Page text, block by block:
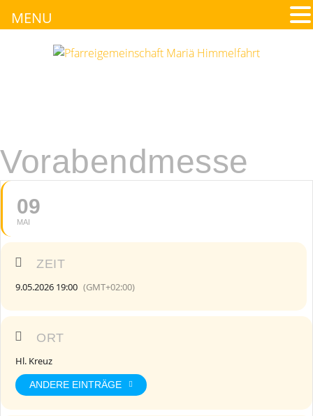
Vorabendmesse
09
MAI
ZEIT
9.05.2026 19:00 (GMT+02:00)
ORT
Hl. Kreuz
ANDERE EINTRÄGE
MENU